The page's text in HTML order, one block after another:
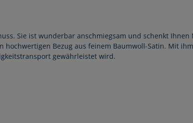
Sie ist wunderbar anschmiegsam und schenkt
Bezug aus feinem Baumwoll-Satin. Mit
gewährleistet wird.